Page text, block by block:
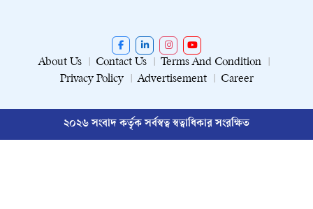
About Us Contact Us
Terms And Condition
Privacy Policy
Advertisement Career
২০২৬ সংবাদ কর্তৃক সর্বস্বত্ব স্বত্বাধিকার সংরক্ষিত